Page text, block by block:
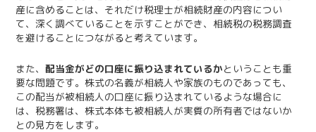
産に含めることは、それだけ税理士が相続財産の内容につい
て、深く調べていることを示すことができ、相続税の税務調査
を避けることにつながると考えています。
また、配当金がどの口座に振り込まれているかということも重
要な問題です。株式の名義が相続人や家族のものであっても、
この配当が被相続人の口座に振り込まれているような場合に
は、税務署は、株式本体も被相続人が実質の所有者ではないか
との見方をします。